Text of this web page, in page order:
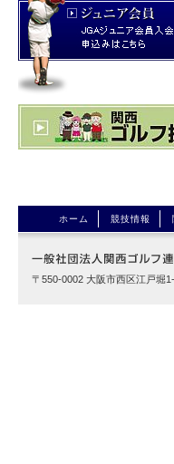
ホーム 競技情報
〒550-0002 大阪市西区江戸